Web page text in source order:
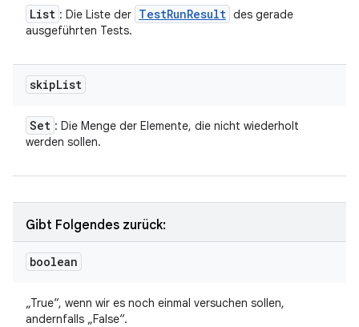
List : Die Liste der TestRunResult des gerade
ausgeführten Tests.
skipList
Set : Die Menge der Elemente, die nicht wiederholt
werden sollen.
Gibt Folgendes zurück:
boolean
„True“, wenn wir es noch einmal versuchen sollen,
andernfalls „False“.